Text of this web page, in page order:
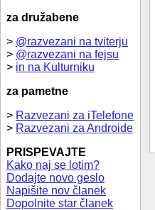
za družabene
> @razvezani na tviterju
> @razvezani na fejsu
> in na Kulturniku
za pametne
> Razvezani za iTelefone
> Razvezani za Androide
PRISPEVAJTE
Kako naj se lotim?
Dodajte novo geslo
Napišite nov članek
Dopolnite star članek